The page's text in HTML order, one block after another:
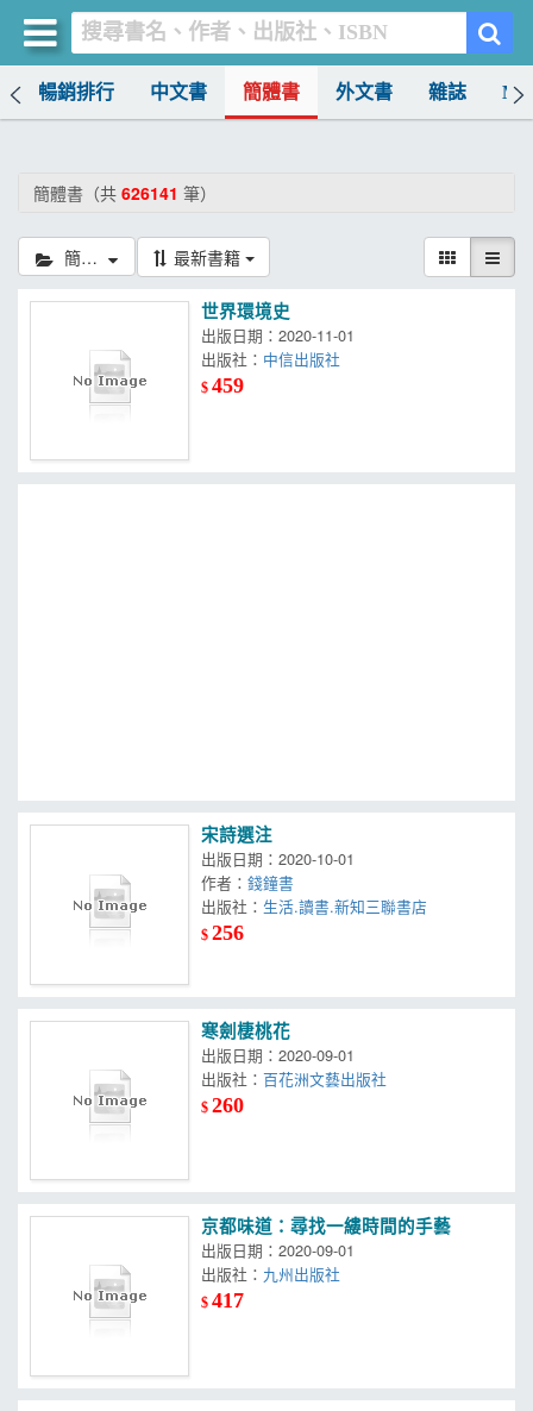
暢銷排行 中文書 簡體書 外文書 雜誌
簡體書（共 626141 筆）
簡體書 最新書籍
世界環境史
出版日期：2020-11-01
出版社： 中信出版社
$459
宋詩選注
出版日期：2020-10-01
作者：錢鐘書
出版社：生活.讀書.新知三聯書店
$256
寒劍棲桃花
出版日期：2020-09-01
出版社：百花洲文藝出版社
$260
京都味道：尋找一縷時間的手藝
出版日期：2020-09-01
出版社： 九州出版社
$417
買書網
書店暢銷榜
簡體書
外文書